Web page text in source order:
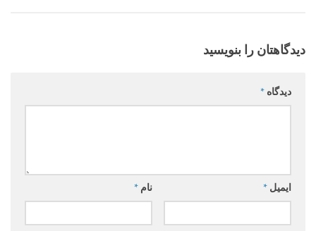
دیدگاهتان را بنویسید
دیدگاه *
نام * ایمیل *